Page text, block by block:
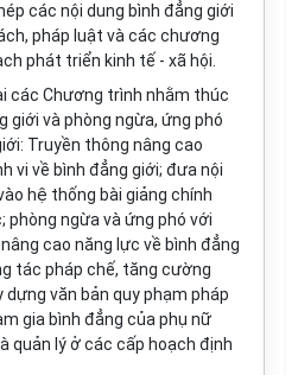
các nội dung bình đẳng giới
pháp luật và các chương
phát triển kinh tế - xã hội.
các Chương trình nhằm thúc
giới và phòng ngừa, ứng phó
Truyền thông nâng cao
vi về bình đẳng giới; đưa nội
hệ thống bài giảng chính
ngừa và ứng phó với
cao năng lực về bình đẳng
tác pháp chế, tăng cường
dựng văn bản quy phạm pháp
gia bình đẳng của phụ nữ
quản lý ở các cấp hoạch định